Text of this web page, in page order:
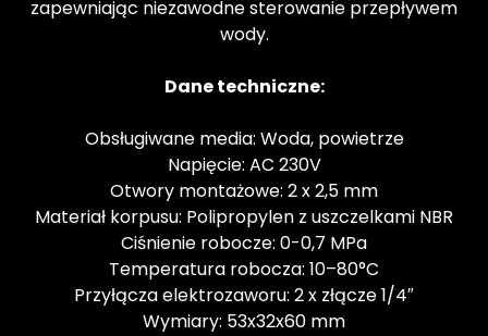
zapewniając niezawodne sterowanie przepływem
wody.
Dane techniczne:
Obsługiwane media: Woda, powietrze
Napięcie: AC 230V
Otwory montażowe: 2 x 2,5 mm
Materiał korpusu: Polipropylen z uszczelkami NBR
Ciśnienie robocze: 0-0,7 MPa
Temperatura robocza: 10–80°C
Przyłącza elektrozaworu: 2 x złącze 1/4″
Wymiary: 53x32x60 mm